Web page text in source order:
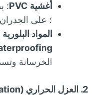
أغشية PVC
:
؛ على
الخرسانة
2. العزل الحراري (Thermal Insulation)